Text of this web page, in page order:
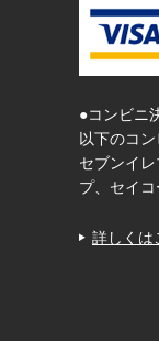
●コンビニ
以下のコ
セブンイ
プ、セイ
詳しくは